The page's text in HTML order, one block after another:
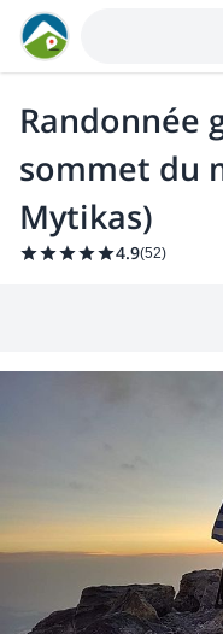
Randonnée
sommet du
Mytikas)
4.9(52)